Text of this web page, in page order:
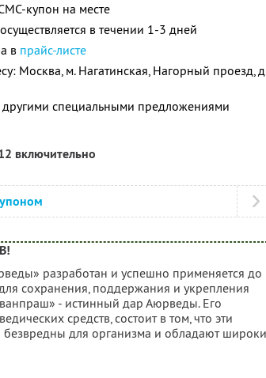
купон на месте
в течении 1-3 дней
в прайс-листе
Москва, м. Нагатинская, Нагорный проезд, д.
другими специальными предложениями
включительно
разработан и успешно применяется до
сохранения, поддержания и укрепления
- истинный дар Аюрведы. Его
средств, состоит в том, что эти
для организма и обладают